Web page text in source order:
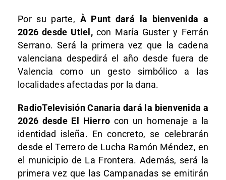
Por su parte, À Punt dará la bienvenida a
2026 desde Utiel,con María Guster y Ferrán
Serrano. Será la primera vez que la cadena
valenciana despedirá el año desde fuera de
Valencia como un gesto simbólico a las
localidades afectadas por la dana.
RadioTelevisión Canaria dará la bienvenida a
2026 desde El Hierro con un homenaje a la
identidad isleña. En concreto, se celebrarán
desde el Terrero de Lucha Ramón Méndez, en
el municipio de La Frontera. Además, será la
primera vez que las Campanadas se emitirán